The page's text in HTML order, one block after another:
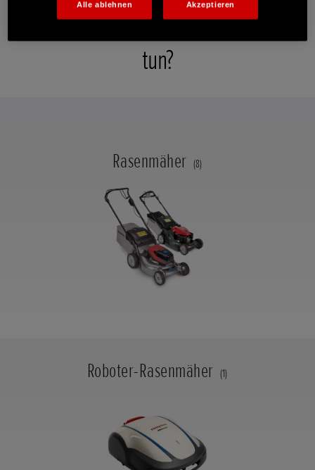
Was können wir für Ihren Garten
tun?
Rasenmäher (8)
Roboter-Rasenmäher (1)
Alle ablehnen Akzeptieren